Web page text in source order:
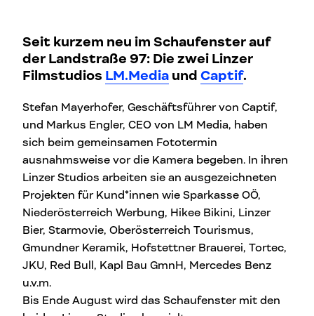
Seit kurzem neu im Schaufenster auf
der Landstraße 97: Die zwei Linzer
Filmstudios LM.Media und Captif.
Stefan Mayerhofer, Geschäftsführer von Captif,
und Markus Engler, CEO von LM Media, haben
sich beim gemeinsamen Fototermin
ausnahmsweise vor die Kamera begeben. In ihren
Linzer Studios arbeiten sie an ausgezeichneten
Projekten für Kund*innen wie Sparkasse OÖ,
Niederösterreich Werbung, Hikee Bikini, Linzer
Bier, Starmovie, Oberösterreich Tourismus,
Gmundner Keramik, Hofstettner Brauerei, Tortec,
JKU, Red Bull, Kapl Bau GmnH, Mercedes Benz
u.v.m.
Bis Ende August wird das Schaufenster mit den